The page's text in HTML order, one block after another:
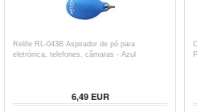
Relife RL-043B Aspirador de pó para
eletrónica, telefones, câmaras - Azul
6,49EUR